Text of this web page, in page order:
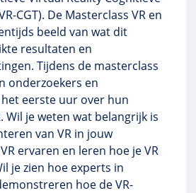
CGT). De Masterclass VR en
beeld van wat dit
resultaten en
Tijdens de masterclass
onderzoekers en
eerste uur over hun
Wil je weten wat belangrijk is
van VR in jouw
ervaren en leren hoe je VR
je zien hoe experts in
hoe de VR-